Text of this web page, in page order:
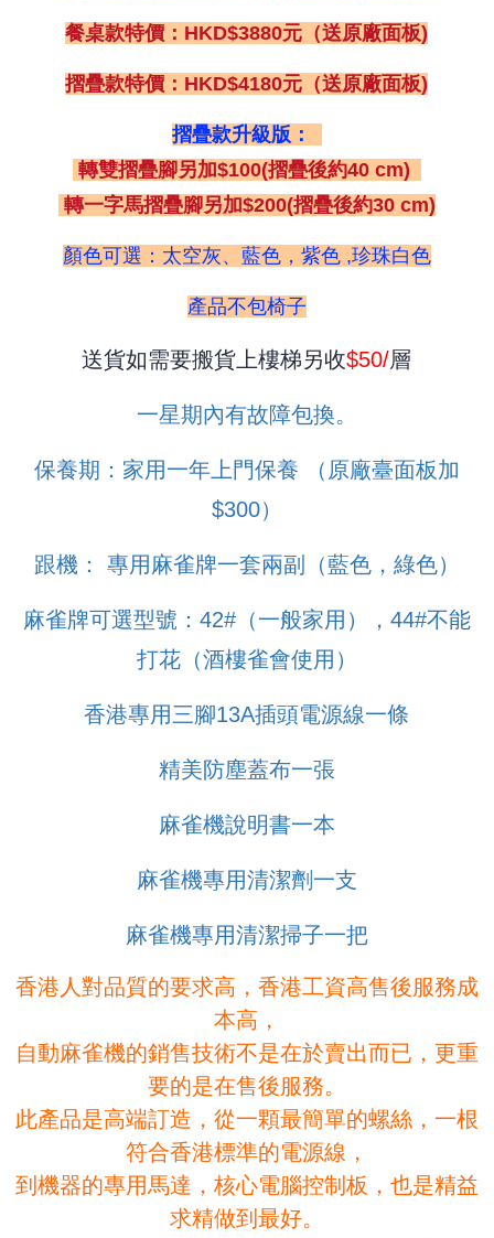
餐桌款特價：HKD$3880元（送原廠面板)
摺疊款特價：HKD$4180元（送原廠面板)
摺疊款升級版：
轉雙摺疊腳另加$100(摺疊後約40 cm)
轉一字馬摺疊腳另加$200(摺疊後約30 cm)
顏色可選：太空灰、藍色，紫色 ,珍珠白色
產品不包椅子
送貨如需要搬貨上樓梯另收$50/層
一星期內有故障包換。
保養期：家用一年上門保養 （原廠臺面板加
$300）
跟機： 專用麻雀牌一套兩副（藍色，綠色）
麻雀牌可選型號：42#（一般家用），44#不能
打花（酒樓雀會使用）
香港專用三腳13A插頭電源線一條
精美防塵蓋布一張
麻雀機說明書一本
麻雀機專用清潔劑一支
麻雀機專用清潔掃子一把
香港人對品質的要求高，香港工資高售後服務成
本高，
自動麻雀機的銷售技術不是在於賣出而已，更重
要的是在售後服務。
此產品是高端訂造，從一顆最簡單的螺絲，一根
符合香港標準的電源線，
到機器的專用馬達，核心電腦控制板，也是精益
求精做到最好。